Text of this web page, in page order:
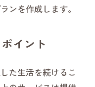
ンを作成します。
イント
た生活を続けるこ